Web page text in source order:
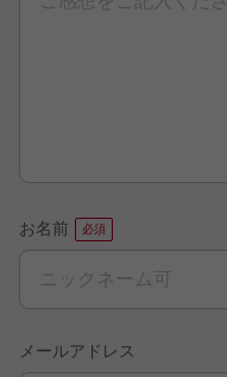
お名前
メールアドレス